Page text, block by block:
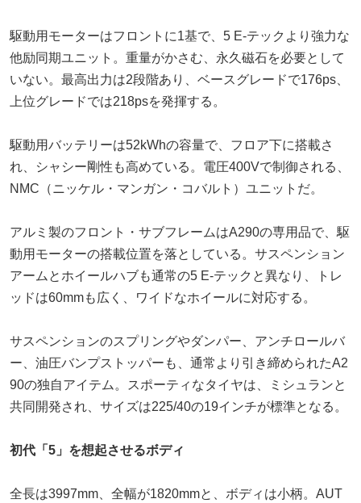
駆動用モーターはフロントに1基で、5 E-テックより強力な
他励同期ユニット。重量がかさむ、永久磁石を必要として
いない。最高出力は2段階あり、ベースグレードで176ps、
上位グレードでは218psを発揮する。
駆動用バッテリーは52kWhの容量で、フロア下に搭載さ
れ、シャシー剛性も高めている。電圧400Vで制御される、
NMC（ニッケル・マンガン・コバルト）ユニットだ。
アルミ製のフロント・サブフレームはA290の専用品で、駆
動用モーターの搭載位置を落としている。サスペンション
アームとホイールハブも通常の5 E-テックと異なり、トレ
ッドは60mmも広く、ワイドなホイールに対応する。
サスペンションのスプリングやダンパー、アンチロールバ
ー、油圧バンプストッパーも、通常より引き締められたA2
90の独自アイテム。スポーティなタイヤは、ミシュランと
共同開発され、サイズは225/40の19インチが標準となる。
初代「5」を想起させるボディ
全長は3997mm、全幅が1820mmと、ボディは小柄。AUT